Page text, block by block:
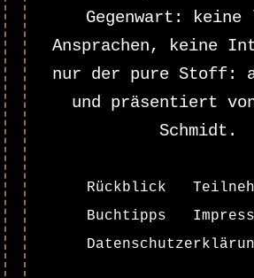
Gegenwart: keine
Ansprachen, keine
nur der pure Stoff:
und präsentiert
Schmidt.
Rückblick
Buchtipps